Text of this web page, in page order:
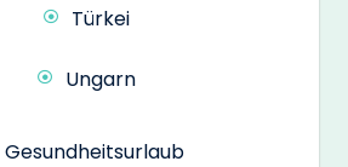
Türkei
Ungarn
Gesundheitsurlaub